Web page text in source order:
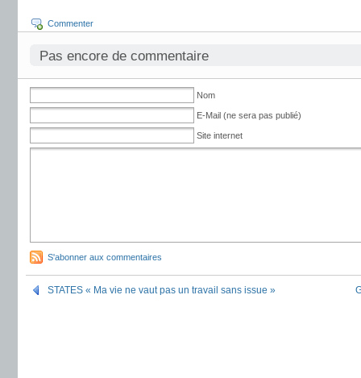
Commenter
Pas encore de commentaire
Nom
E-Mail (ne sera pas publié)
Site internet
S'abonner aux commentaires
STATES « Ma vie ne vaut pas un travail sans issue »